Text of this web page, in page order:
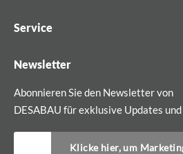
Service
Newsletter
Abonnieren Sie den Newsletter von
DESABAU für exklusive Updates
Klicke hier, um